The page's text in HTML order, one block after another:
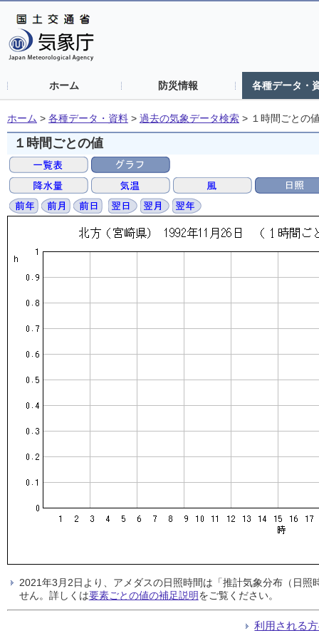
ホーム 防災情報 各種データ・
ホーム > 各種データ・資料 > 過去の気象データ検索 > １時間ごとの
１時間ごとの値
2021年3月2日より、アメダスの日照時間は「推計気象分布（日
せん。詳しくは要素ごとの値の補足説明をご覧ください。
利用される